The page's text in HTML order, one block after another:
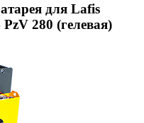
для Lafis
280 (гелевая)